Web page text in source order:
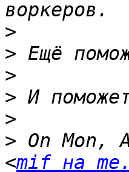
>
>
>
>
>
> On Mon,
<mif на